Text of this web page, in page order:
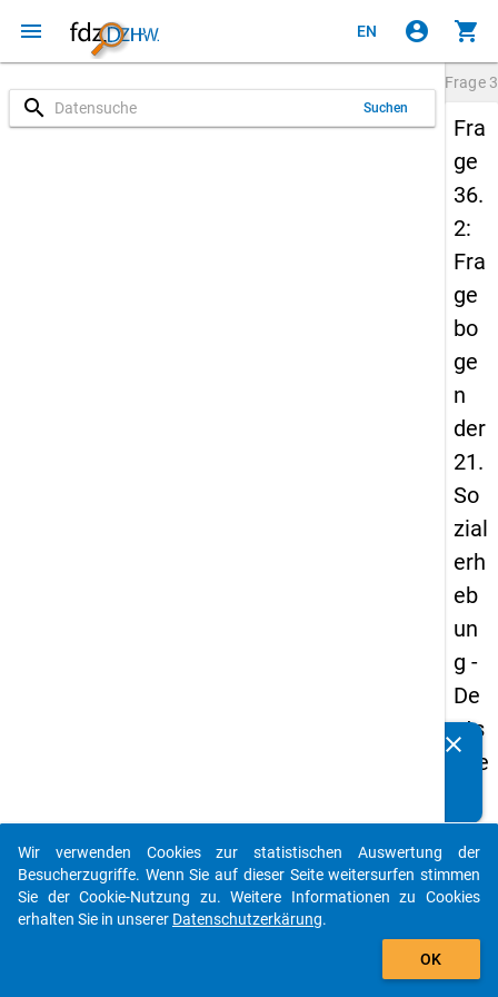
menu EN account_circle shopping_cart
search Suchen
Frage
Fra
ge
36.
2:
Fra
ge
bo
ge
n
der
21.
So
zial
erh
eb
un
g -
De
uts
che
d
Bil
du
clear
auto_stories
add_shopping_cart
Wir verwenden Cookies zur statistischen Auswertung der
Besucherzugriffe. Wenn Sie auf dieser Seite weitersurfen stimmen
Sie der Cookie-Nutzung zu. Weitere Informationen zu Cookies
erhalten Sie in unserer Datenschutzerkärung.
OK